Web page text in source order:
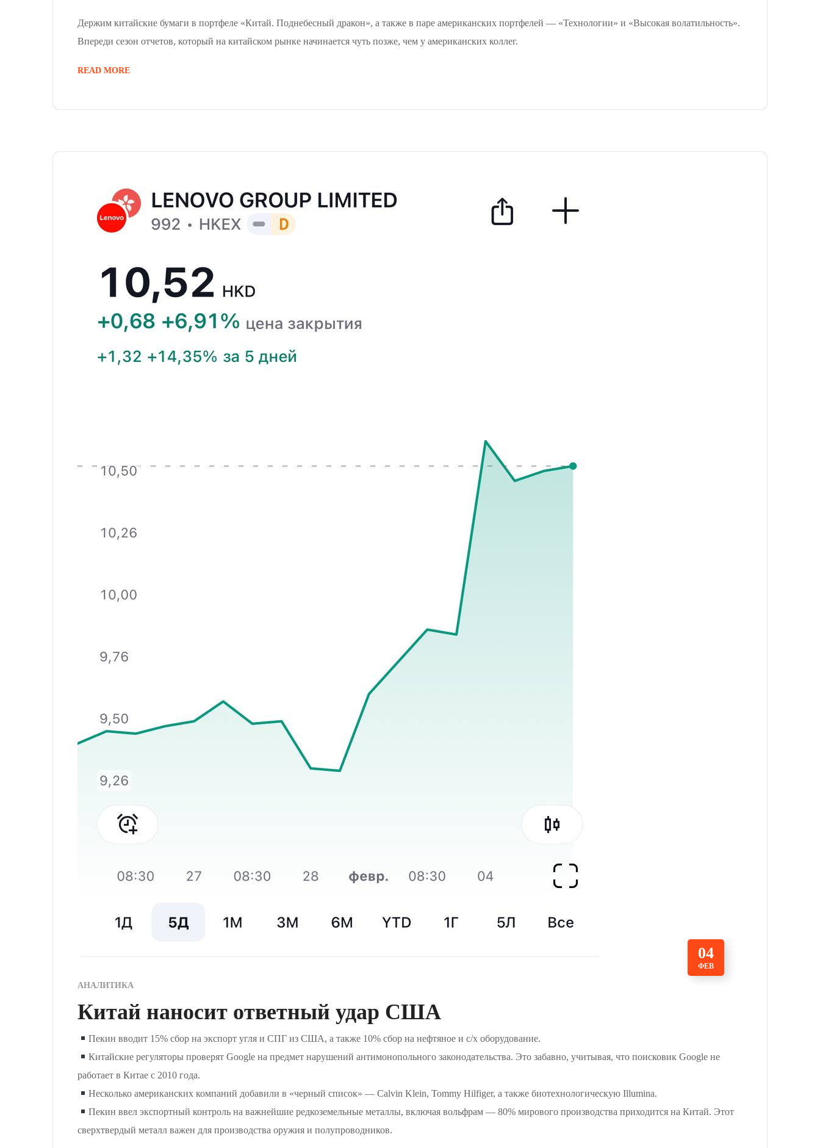
Держим китайские бумаги в портфеле «Китай. Поднебесный дракон», а также в паре американских портфелей — «Технологии» и «Высокая волатильность».
Впереди сезон отчетов, который на китайском рынке начинается чуть позже, чем у американских коллег.
READ MORE
04
ФЕВ
АНАЛИТИКА
Китай наносит ответный удар США
Пекин вводит 15% сбор на экспорт угля и СПГ из США, а также 10% сбор на нефтяное и с/х оборудование.
Китайские регуляторы проверят Google на предмет нарушений антимонопольного законодательства. Это забавно, учитывая, что поисковик Google не
работает в Китае c 2010 года.
Несколько американских компаний добавили в «черный список» — Calvin Klein, Tommy Hilfiger, а также биотехнологическую Illumina.
Пекин ввел экспортный контроль на важнейшие редкоземельные металлы, включая вольфрам — 80% мирового производства приходится на Китай. Этот
сверхтвердый металл важен для производства оружия и полупроводников.